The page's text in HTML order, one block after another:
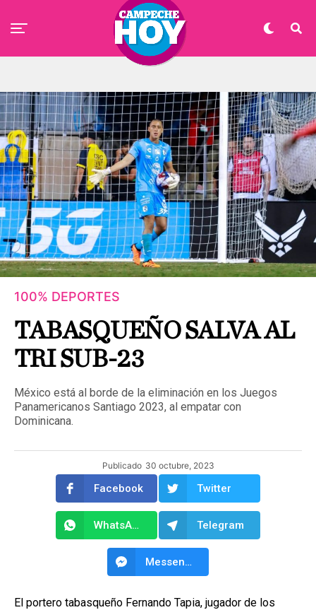
100% DEPORTES
TABASQUEÑO SALVA AL
TRI SUB-23
México está al borde de la eliminación en los Juegos
Panamericanos Santiago 2023, al empatar con
Dominicana.
Publicado 30 octubre, 2023
Facebook Twitter
WhatsApp Telegram
Messenger
El portero tabasqueño Fernando Tapia, jugador de los